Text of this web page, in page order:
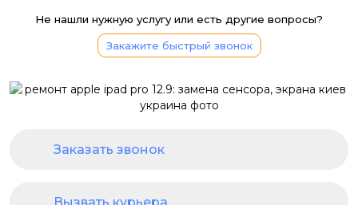
Не нашли нужную услугу или есть другие вопросы?
Закажите быстрый звонок
Заказать звонок